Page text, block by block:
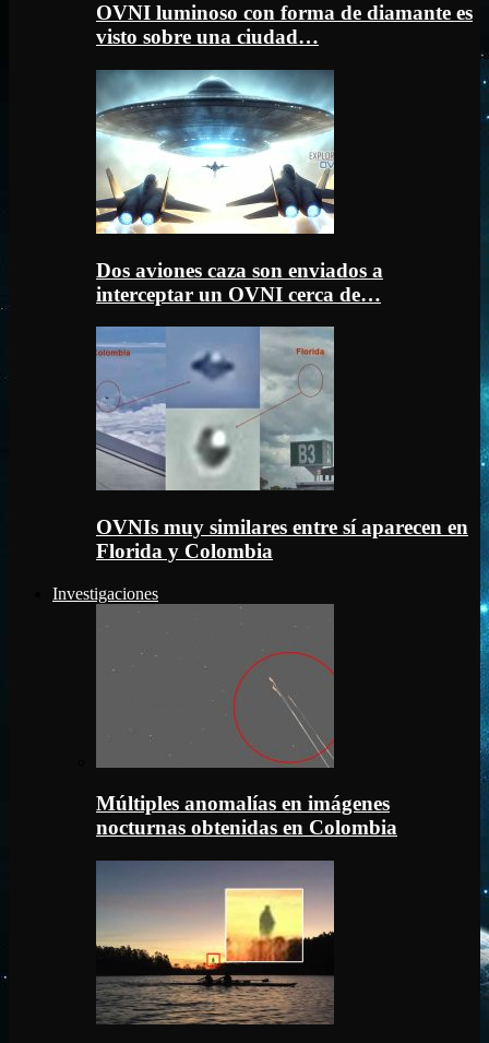
OVNI luminoso con forma de diamante es
visto sobre una ciudad…
Dos aviones caza son enviados a
interceptar un OVNI cerca de…
OVNIs muy similares entre sí aparecen en
Florida y Colombia
Investigaciones
Múltiples anomalías en imágenes
nocturnas obtenidas en Colombia